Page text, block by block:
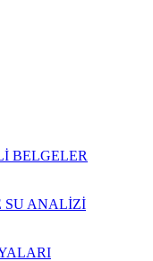
BELGELER
SU ANALİZİ